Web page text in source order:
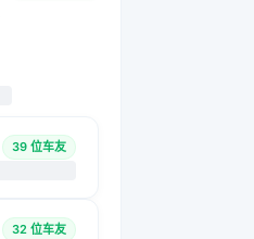
39 位车友
32 位车友